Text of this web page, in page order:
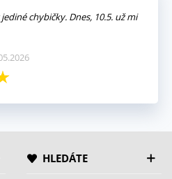
chybičky. Dnes, 10.5. už mi
HLEDÁTE